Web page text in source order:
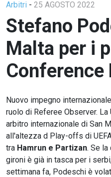
Arbitri - 25 AGOSTO 2022
Stefano
Malta per i
Conference
Nuovo impegno
ruolo di Referee Observer.
arbitro internazionale di San
all'altezza d Play-offs di
tra Hamrun e Partizan. Se
gironi è già in tasca per i
settimana fa, Podeschi è